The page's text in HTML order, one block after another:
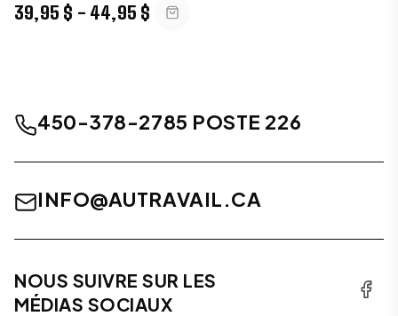
39,95 $ - 44,95 $
450-378-2785 POSTE 226
INFO@AUTRAVAIL.CA
NOUS SUIVRE SUR LES
MÉDIAS SOCIAUX